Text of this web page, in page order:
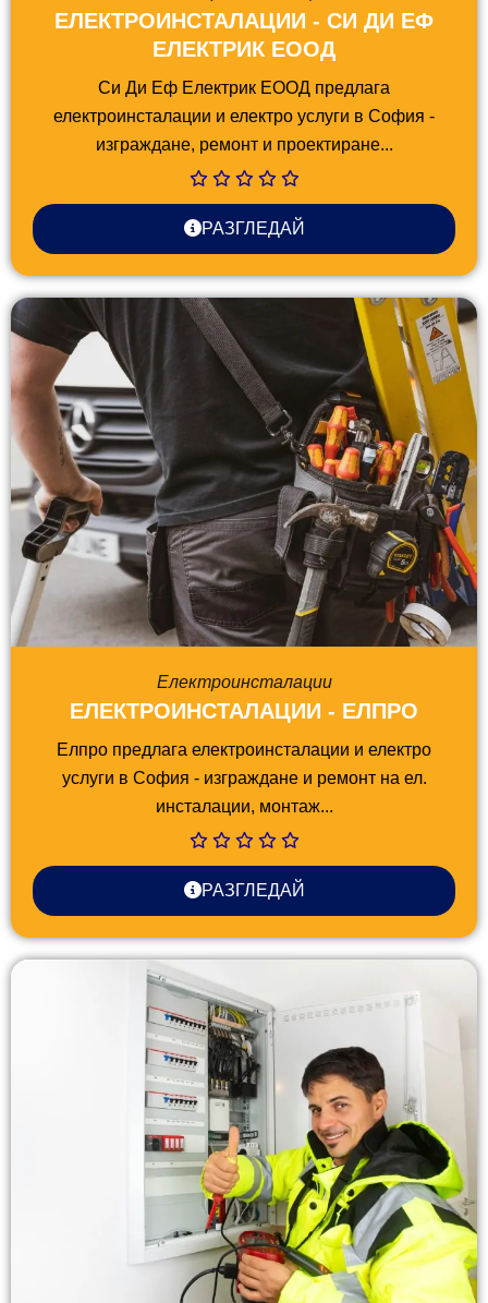
ЕЛЕКТРОИНСТАЛАЦИИ - СИ ДИ ЕФ
ЕЛЕКТРИК ЕООД
Си Ди Еф Електрик ЕООД предлага
електроинсталации и електро услуги в София -
изграждане, ремонт и проектиране...
РАЗГЛЕДАЙ
Електроинсталации
ЕЛЕКТРОИНСТАЛАЦИИ - ЕЛПРО
Елпро предлага електроинсталации и електро
услуги в София - изграждане и ремонт на ел.
инсталации, монтаж...
РАЗГЛЕДАЙ